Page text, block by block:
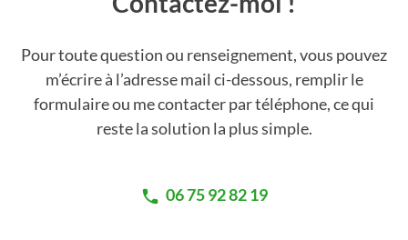
Pour toute question ou renseignement, vous pouvez
m’écrire à l’adresse mail ci-dessous, remplir le
formulaire ou me contacter par téléphone, ce qui
reste la solution la plus simple.
06 75 92 82 19